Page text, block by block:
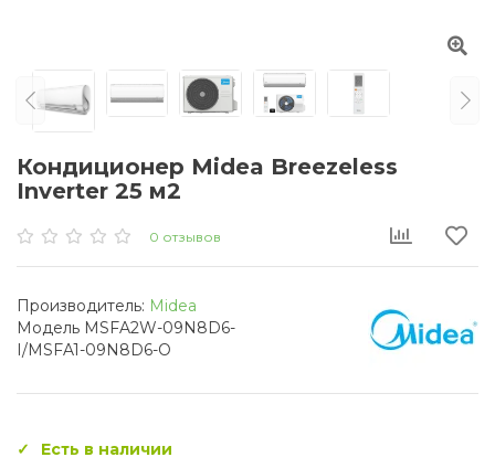
Кондиционер Midea Breezeless
Inverter 25 м2
0 отзывов
Производитель: Midea
Модель MSFA2W-09N8D6-
I/MSFA1-09N8D6-O
Есть в наличии